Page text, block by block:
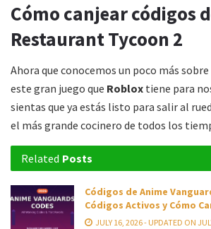
Cómo canjear códigos
Restaurant Tycoon 2
Ahora que conocemos un poco más
este gran juego que Roblox tiene para
sientas que ya estás listo para salir al
el más grande cocinero de todos los
Related Posts
Códigos de Anime
Códigos Activos y Cómo
JULY 16, 2026 - UPDATED ON